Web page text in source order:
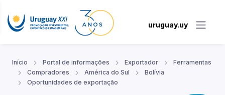
uruguay.uy
Início Portal de informações Exportador
Ferramentas
Compradores
América do Sul
Bolívia
Oportunidades de exportação